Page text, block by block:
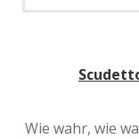
Wie wahr, wie